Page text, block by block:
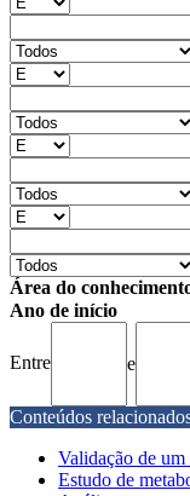
Área do
Ano de início
Entre e
Conteúdos
Validação de
Estudo de